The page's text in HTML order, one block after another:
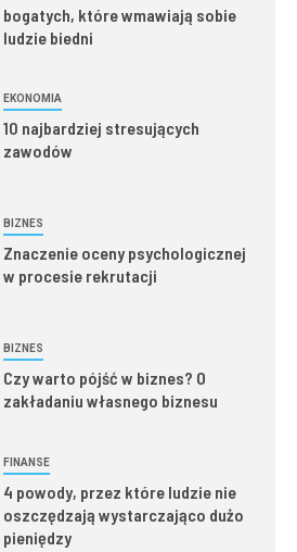
bogatych, które wmawiają sobie
ludzie biedni
EKONOMIA
10 najbardziej stresujących
zawodów
BIZNES
Znaczenie oceny psychologicznej
w procesie rekrutacji
BIZNES
Czy warto pójść w biznes? O
zakładaniu własnego biznesu
FINANSE
4 powody, przez które ludzie nie
oszczędzają wystarczająco dużo
pieniędzy